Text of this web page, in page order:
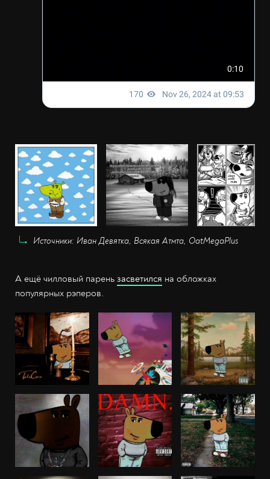
Источники: Иван Девятка, Всякая Атмта, OatMegaPlus
А ещё чилловый парень засветился на обложках
популярных рэперов.